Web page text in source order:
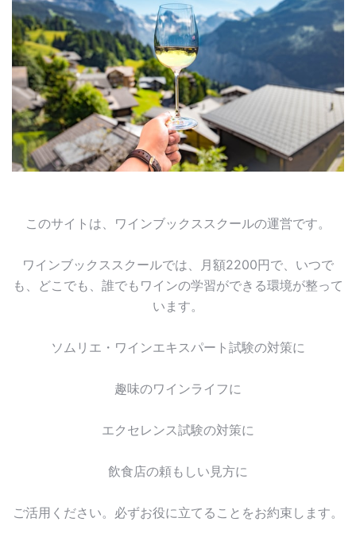
このサイトは、ワインブックススクールの運営です。
ワインブックススクールでは、月額2200円で、いつで
も、どこでも、誰でもワインの学習ができる環境が整って
います。
ソムリエ・ワインエキスパート試験の対策に
趣味のワインライフに
エクセレンス試験の対策に
飲食店の頼もしい見方に
ご活用ください。必ずお役に立てることをお約束します。